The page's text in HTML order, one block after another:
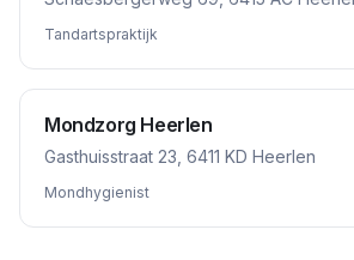
Tandartspraktijk
Mondzorg Heerlen
Gasthuisstraat 23, 6411 KD Heerlen
Mondhygienist